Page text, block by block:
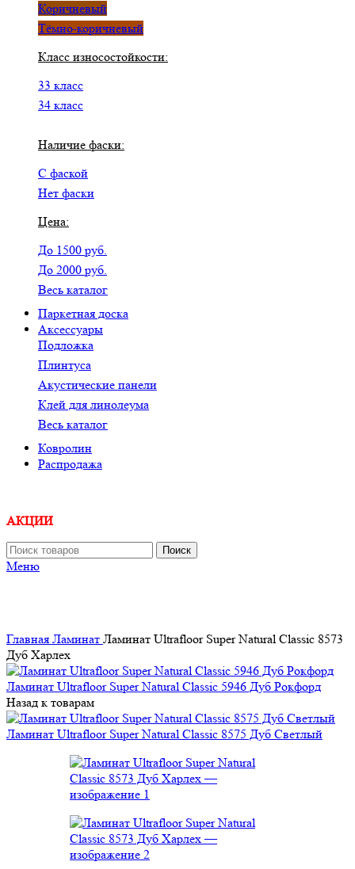
Коричневый
Тёмно-коричневый
Класс износостойкости:
33 класс
34 класс
Наличие фаски:
С фаской
Нет фаски
Цена:
До 1500 руб.
До 2000 руб.
Весь каталог
Паркетная доска
Аксессуары
Подложка
Плинтуса
Акустические панели
Клей для линолеума
Весь каталог
Ковролин
Распродажа
АКЦИИ
Поиск
Меню
Главная Ламинат Ламинат Ultrafloor Super Natural Classic 8573
Дуб Харлех
Ламинат Ultrafloor Super Natural Classic 5946 Дуб Рокфорд
Назад к товарам
Ламинат Ultrafloor Super Natural Classic 8575 Дуб Светлый